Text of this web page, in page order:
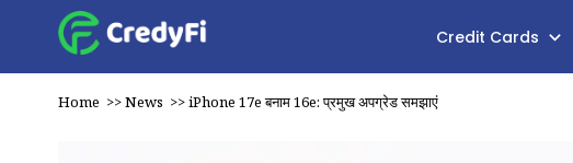
Credit Cards
Home >>News >>iPhone 17e बनाम 16e: प्रमुख अपग्रेड समझाएं